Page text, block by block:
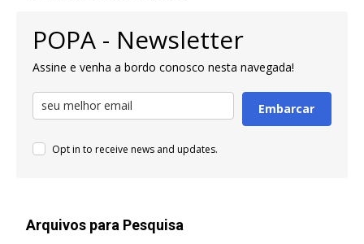
POPA - Newsletter
Assine e venha a bordo conosco nesta navegada!
Embarcar
Opt in to receive news and updates.
Arquivos para Pesquisa